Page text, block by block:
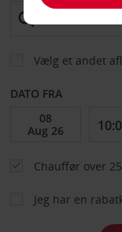
Vælg et andet
DATO FRA
Chauffør over
Jeg har en